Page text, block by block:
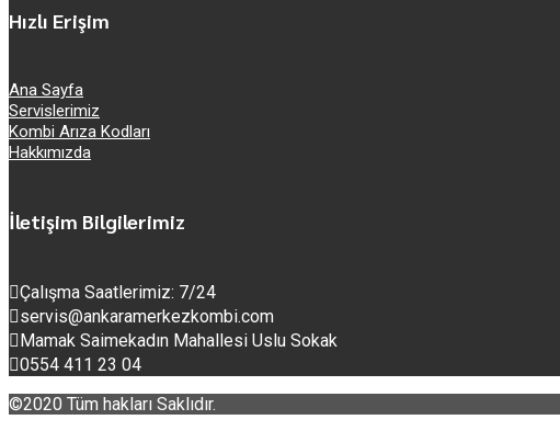
Hızlı Erişim
Ana Sayfa
Servislerimiz
Kombi Arıza Kodları
Hakkımızda
İletişim Bilgilerimiz
Çalışma Saatlerimiz: 7/24
servis@ankaramerkezkombi.com
Mamak Saimekadın Mahallesi Uslu Sokak
0554 411 23 04
©2020 Tüm hakları Saklıdır.